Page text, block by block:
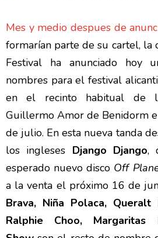
Mes y medio despues de
formarían parte de su cartel, la
Festival ha anunciado hoy
nombres para el festival
en el recinto habitual de
Guillermo Amor de Benidorm
de julio. En esta nueva tanda
los ingleses Django Django,
esperado nuevo disco Off
a la venta el próximo 16 de
Brava, Niña Polaca, Queralt
Ralphie Choo, Margaritas